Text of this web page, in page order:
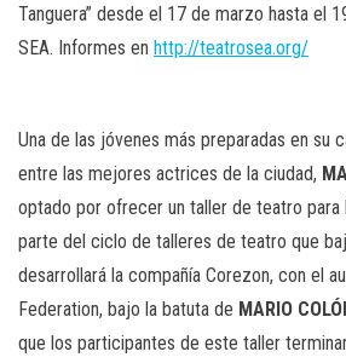
Tanguera” desde el 17 de marzo hasta el
SEA. Informes en http://teatrosea.org/
Una de las jóvenes más preparadas en su
entre las mejores actrices de la ciudad,
optado por ofrecer un taller de teatro
parte del ciclo de talleres de teatro que
desarrollará la compañía Corezon, con el
Federation, bajo la batuta de MARIO
que los participantes de este taller